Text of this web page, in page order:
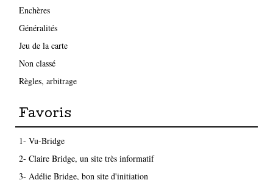
Enchères
Généralités
Jeu de la carte
Non classé
Règles, arbitrage
Favoris
1- Vu-Bridge
2- Claire Bridge, un site très informatif
3- Adélie Bridge, bon site d'initiation